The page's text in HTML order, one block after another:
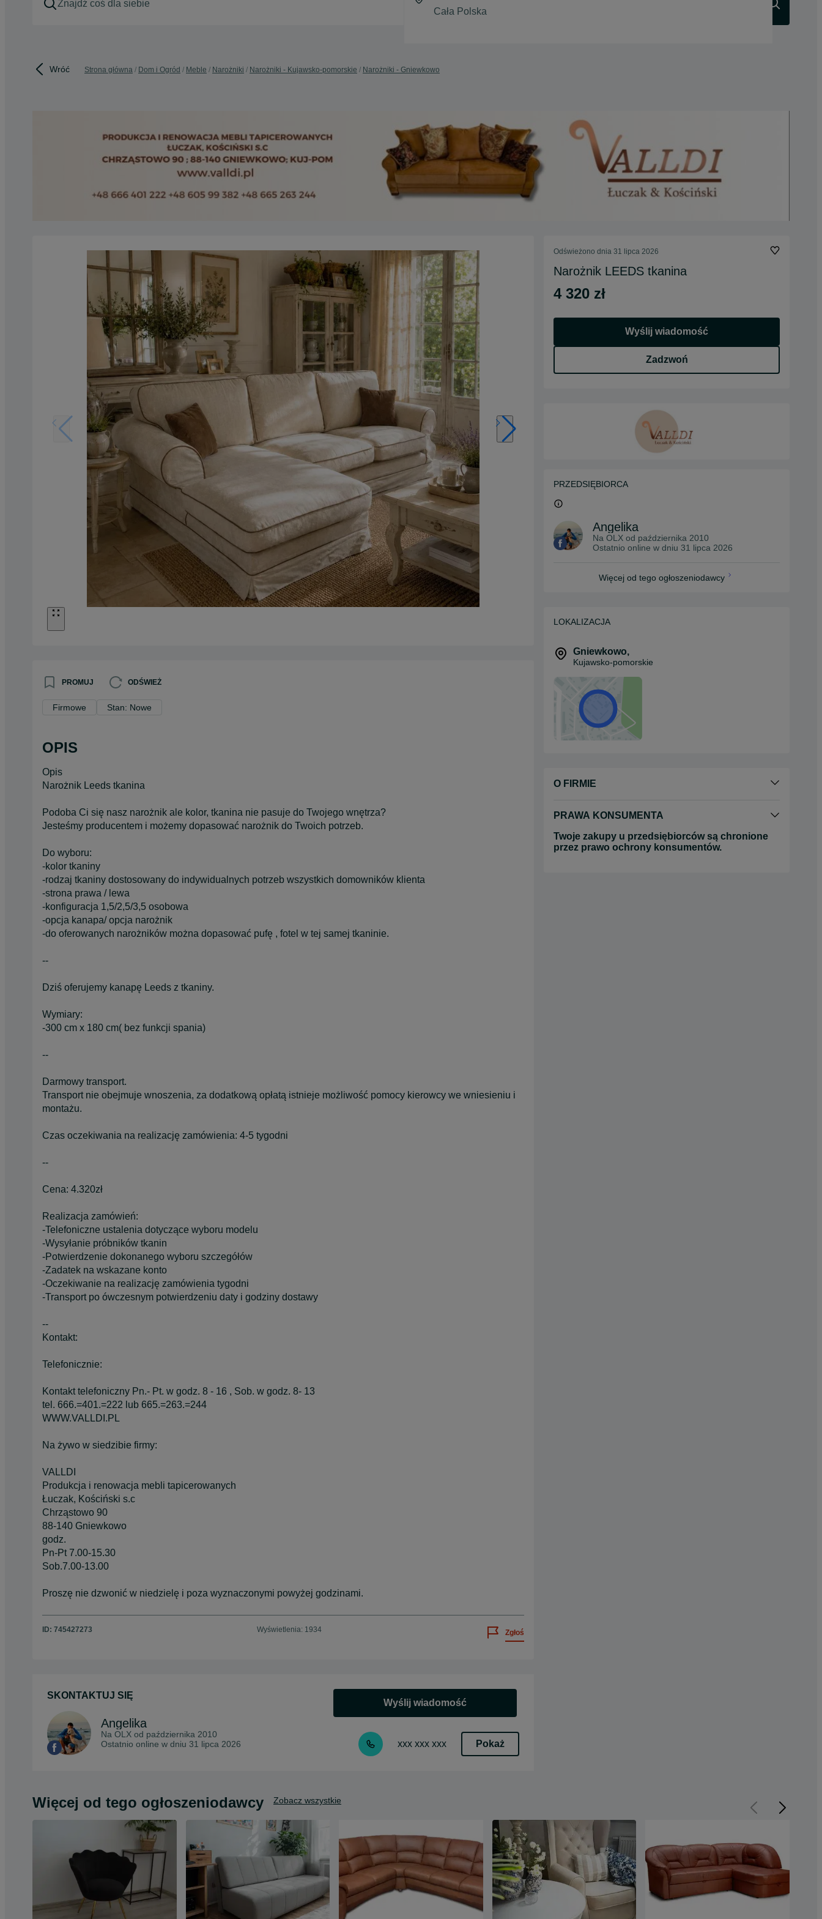
Wróć Strona główna Dom i Ogród Meble Narożniki Narożniki - Kujawsko-pomorskie Narożniki - Gniewkowo
PROMUJ ODŚWIEŻ
Firmowe Stan: Nowe
OPIS
Opis
Narożnik Leeds tkanina
Podoba Ci się nasz narożnik ale kolor, tkanina nie pasuje do Twojego wnętrza?
Jesteśmy producentem i możemy dopasować narożnik do Twoich potrzeb.
Do wyboru:
-kolor tkaniny
-rodzaj tkaniny dostosowany do indywidualnych potrzeb wszystkich domowników klienta
-strona prawa / lewa
-konfiguracja 1,5/2,5/3,5 osobowa
-opcja kanapa/ opcja narożnik
-do oferowanych narożników można dopasować pufę , fotel w tej samej tkaninie.
--
Dziś oferujemy kanapę Leeds z tkaniny.
Wymiary:
-300 cm x 180 cm( bez funkcji spania)
--
Darmowy transport.
Transport nie obejmuje wnoszenia, za dodatkową opłatą istnieje możliwość pomocy kierowcy we wniesieniu i
montażu.
Czas oczekiwania na realizację zamówienia: 4-5 tygodni
--
Cena: 4.320zł
Realizacja zamówień:
-Telefoniczne ustalenia dotyczące wyboru modelu
-Wysyłanie próbników tkanin
-Potwierdzenie dokonanego wyboru szczegółów
-Zadatek na wskazane konto
-Oczekiwanie na realizację zamówienia tygodni
-Transport po ówczesnym potwierdzeniu daty i godziny dostawy
--
Kontakt:
Telefonicznie:
Kontakt telefoniczny Pn.- Pt. w godz. 8 - 16 , Sob. w godz. 8- 13
tel. 666.=401.=222 lub 665.=263.=244
WWW.VALLDI.PL
Na żywo w siedzibie firmy:
VALLDI
Produkcja i renowacja mebli tapicerowanych
Łuczak, Kościński s.c
Chrząstowo 90
88-140 Gniewkowo
godz.
Pn-Pt 7.00-15.30
Sob.7.00-13.00
Proszę nie dzwonić w niedzielę i poza wyznaczonymi powyżej godzinami.
ID: 745427273 Wyświetlenia: 1934 Zgłoś
SKONTAKTUJ SIĘ
Angelika
Na OLX od października 2010
Ostatnio online w dniu 31 lipca 2026
Wyślij wiadomość
xxx xxx xxx Pokaż
Odświeżono dnia 31 lipca 2026
Narożnik LEEDS tkanina
4 320 zł
Wyślij wiadomość
Zadzwoń
PRZEDSIĘBIORCA
Angelika
Na OLX od października 2010
Ostatnio online w dniu 31 lipca 2026
Więcej od tego ogłoszeniodawcy
LOKALIZACJA
Gniewkowo,
Kujawsko-pomorskie
O FIRMIE
PRAWA KONSUMENTA
Twoje zakupy u przedsiębiorców są chronione
przez prawo ochrony konsumentów.
Więcej od tego ogłoszeniodawcy Zobacz wszystkie